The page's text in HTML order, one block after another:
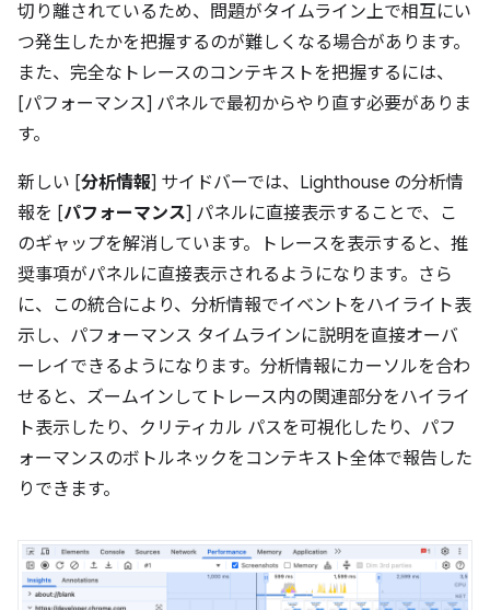
切り離されているため、問題がタイムライン上で相互にい
つ発生したかを把握するのが難しくなる場合があります。
また、完全なトレースのコンテキストを把握するには、
[パフォーマンス] パネルで最初からやり直す必要がありま
す。
新しい [分析情報] サイドバーでは、Lighthouse の分析情
報を [パフォーマンス] パネルに直接表示することで、こ
のギャップを解消しています。トレースを表示すると、推
奨事項がパネルに直接表示されるようになります。さら
に、この統合により、分析情報でイベントをハイライト表
示し、パフォーマンス タイムラインに説明を直接オーバ
ーレイできるようになります。分析情報にカーソルを合わ
せると、ズームインしてトレース内の関連部分をハイライ
ト表示したり、クリティカル パスを可視化したり、パフ
ォーマンスのボトルネックをコンテキスト全体で報告した
りできます。